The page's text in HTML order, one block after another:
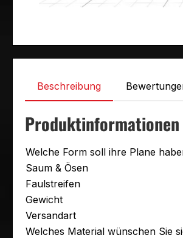
Beschreibung
Produktinformationen
Welche Form soll ihre Plane
Saum & Ösen
Faulstreifen
Gewicht
Versandart
Welches Material wünschen Sie